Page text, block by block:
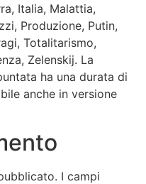
Italia, Malattia,
Produzione, Putin,
Totalitarismo,
Zelenskij. La
ha una durata di
anche in versione
I campi